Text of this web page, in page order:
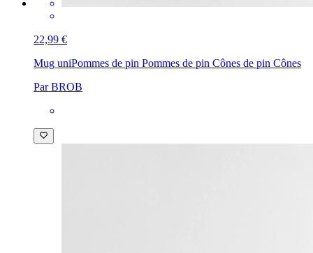
22,99 €
Mug uniPommes de pin Pommes de pin Cônes de pin Cônes
Par BROB